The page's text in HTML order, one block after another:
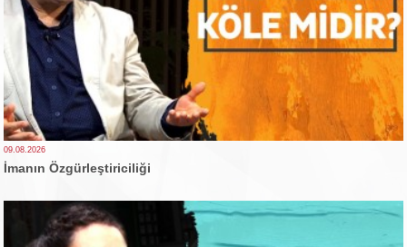
09.08.2026
İmanın Özgürleştiriciliği